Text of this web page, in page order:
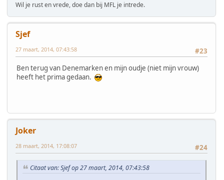
Wil je rust en vrede, doe dan bij MFL je intrede.
Sjef
#23
27 maart, 2014, 07:43:58
Ben terug van Denemarken en mijn oudje (niet mijn vrouw)
heeft het prima gedaan.
Joker
#24
28 maart, 2014, 17:08:07
Citaat van: Sjef op 27 maart, 2014, 07:43:58